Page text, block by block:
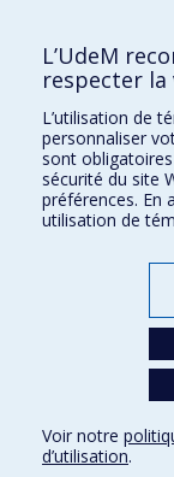
Comment
BESOIN D'AIDE?
Plan du site
Signaler une erreur
Accessibilité
FACULTÉ DES ARTS
Nos départements et
Conditions
L’UdeM
respecter la
L’utilisation de
personnaliser
sont
sécurité du site
préférences. En
utilisation de
Voir notre
d’utilisation.